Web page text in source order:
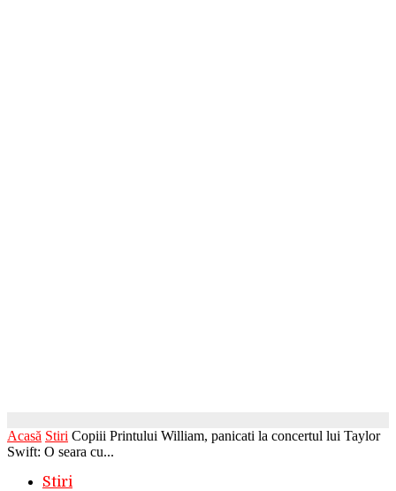
Acasă Stiri Copiii Printului William, panicati la concertul lui Taylor
Swift: O seara cu...
Stiri